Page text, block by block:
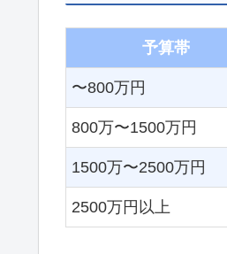
予算帯
〜800万円
800万〜1500万円
1500万〜2500万円
2500万円以上